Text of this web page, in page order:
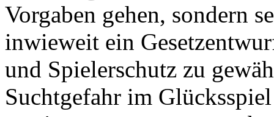
Vorgaben gehen, sondern
inwieweit ein
und Spielerschutz zu
Suchtgefahr im